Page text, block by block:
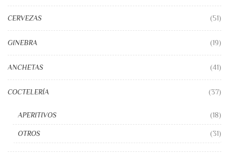
CERVEZAS (51)
GINEBRA (19)
ANCHETAS (41)
COCTELERÍA (37)
APERITIVOS (18)
OTROS (31)